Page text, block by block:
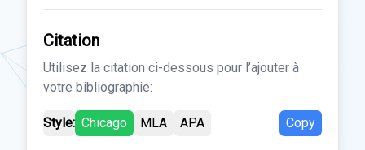
Citation
Utilisez la citation ci-dessous pour l’ajouter à
votre bibliographie:
Style: Chicago MLA APA Copy